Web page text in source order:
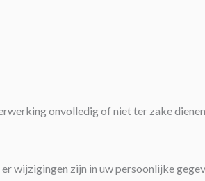
onvolledig of niet ter zake
wijzigingen zijn in uw persoonlijke